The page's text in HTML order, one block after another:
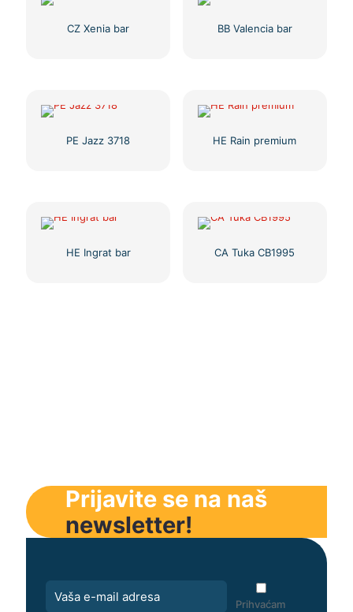
CZ Xenia bar BB Valencia bar
PE Jazz 3718 HE Rain premium
HE Ingrat bar CA Tuka CB1995
Prijavite se na naš
newsletter!
Prihvaćam